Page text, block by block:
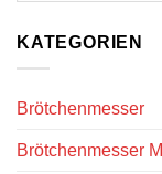
KATEGORIEN
Brötchenmesser
Brötchenmesser